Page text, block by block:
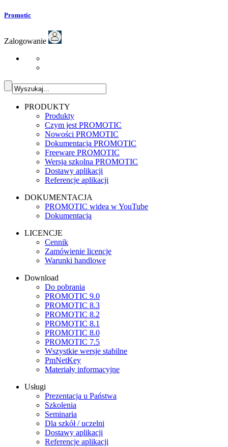
Promotic
Zalogowanie
PRODUKTY
Produkty
Czym jest PROMOTIC
Nowości PROMOTIC
Dokumentacja PROMOTIC
Freeware PROMOTIC
Wersja szkolna PROMOTIC
Dostawy aplikacji
Referencje aplikacji
DOKUMENTACJA
PROMOTIC widea w YouTube
Dokumentacja
LICENCJE
Cennik
Zamówienie licencje
Warunki handlowe
Download
Do pobrania
PROMOTIC 9.0
PROMOTIC 8.3
PROMOTIC 8.2
PROMOTIC 8.1
PROMOTIC 8.0
PROMOTIC 7.5
Wszystkie wersje stabilne
PmNetKey
Materiały informacyjne
Usługi
Prezentacja u Państwa
Szkolenia
Seminaria
Dla szkół / uczelni
Dostawy aplikacji
Referencje aplikacji